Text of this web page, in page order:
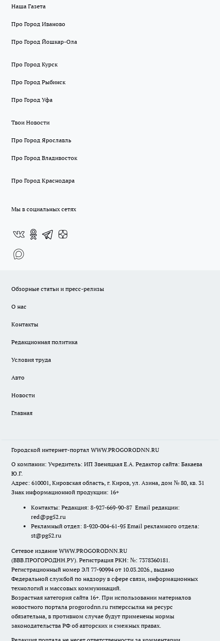
Наша Газета
Про Город Иваново
Про Город Йошкар-Ола
Про Город Курск
Про Город Рыбинск
Про Город Уфа
Твои Новости
Про Город Ярославль
Про Город Владивосток
Про Город Краснодара
Мы в социальных сетях
Обзорные статьи и пресс-релизы
О нас
Контакты
Редакционная политика
Условия труда
Авто
Новости
Главная
Городской интернет-портал WWW.PROGORODNN.RU
О компании: Учредитель: ИП Звеняцкая Е.А. Редактор сайта: Бакаева
Ю.Г.
Адрес: 610001, Кировская область, г. Киров, ул. Азина, дом № 80, кв. 31
Знак информационной продукции: 16+
Контакты: Редакция: 8-927-669-90-87 Email редакции:
red@pg52.ru
Рекламный отдел: 8-920-004-61-95 Email рекламного отдела:
st@pg52.ru
Сетевое издание WWW.PROGORODNN.RU
(ВВВ.ПРОГОРОДНН.РУ). Регистрация РКН: №: 7378360181.
Регистрационный номер ЭЛ 77-90994 от 10.03.2026., выдано
Федеральной службой по надзору в сфере связи, информационных
технологий и массовых коммуникаций.
Возрастная категория сайта 16+. При использовании материалов
новостного портала progorodnn.ru гиперссылка на ресурс
обязательна, в противном случае будут применены нормы
законодательства РФ об авторских и смежных правах.